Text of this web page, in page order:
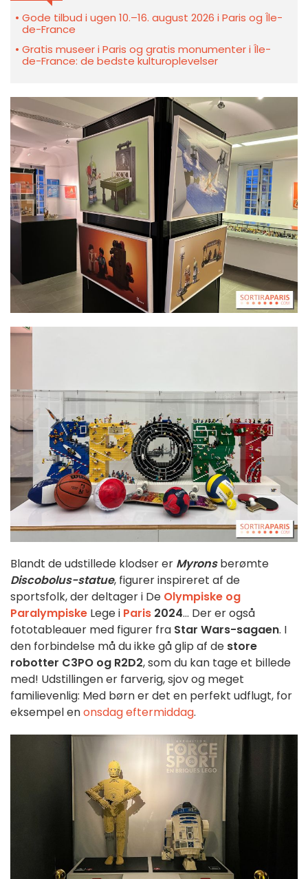
Gode tilbud i ugen 10.–16. august 2026 i Paris og Île-
de-France
Gratis museer i Paris og gratis monumenter i Île-
de-France: de bedste kulturoplevelser
Blandt de udstillede klodser er Myronsberømte
Discobolus-statue, figurer inspireret af de
sportsfolk, der deltager i De Olympiske og
Paralympiske Lege i Paris 2024... Der er også
fototableauer med figurer fra Star Wars-sagaen. I
den forbindelse må du ikke gå glip af de store
robotter C3PO og R2D2, som du kan tage et billede
med! Udstillingen er farverig, sjov og meget
familievenlig: Med børn er det en perfekt udflugt, for
eksempel enonsdag eftermiddag.